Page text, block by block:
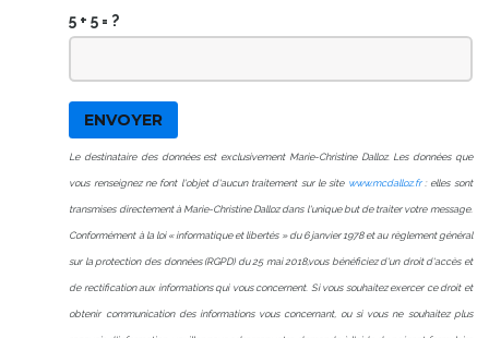
5 + 5 = ?
ENVOYER
Le destinataire des données est exclusivement Marie-Christine Dalloz. Les données que
vous renseignez ne font l'objet d'aucun traitement sur le site www.mcdalloz.fr: elles sont
transmises directement à Marie-Christine Dalloz dans l'unique but de traiter votre message.
Conformément à la loi « informatique et libertés » du 6 janvier 1978 et au règlement général
sur la protection des données (RGPD) du 25 mai 2018,vous bénéficiez d'un droit d'accès et
de rectification aux informations qui vous concernent. Si vous souhaitez exercer ce droit et
obtenir communication des informations vous concernant, ou si vous ne souhaitez plus